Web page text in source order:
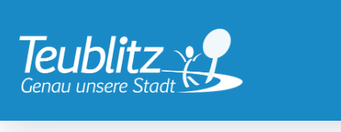
STADT & WIRTSCHAFT